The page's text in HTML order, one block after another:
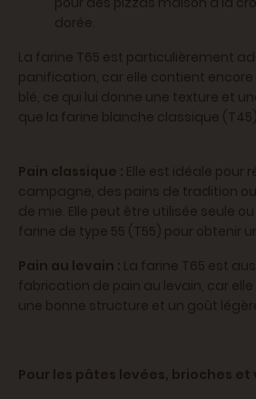
dorée.
La farine T65 est particulièrement
panification, car elle contient
blé, ce qui lui donne une texture et
que la farine blanche classique
Pain classique : Elle est idéale pour
campagne, des pains de tradition
de mie. Elle peut être utilisée seule
farine de type 55 (T55) pour obtenir
Pain au levain : La farine T65 est
fabrication de pain au levain, car
une bonne structure et un goût
Pour les pâtes levées, brioches